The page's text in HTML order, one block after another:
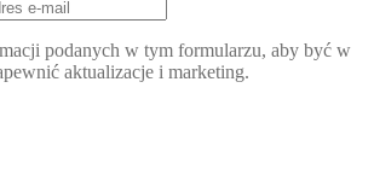
podanych w tym formularzu, aby być w
aktualizacje i marketing.